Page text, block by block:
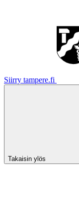
Siirry tampere.fi
Takaisin ylös